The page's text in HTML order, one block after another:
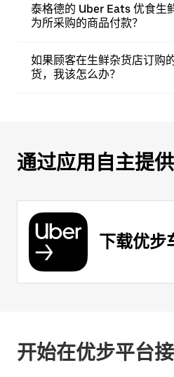
泰格德的 Uber Eats 优食生
为所采购的商品付款？
如果顾客在生鲜杂货店订购
货，我该怎么办？
通过应用自主提
下载优步
开始在优步平台